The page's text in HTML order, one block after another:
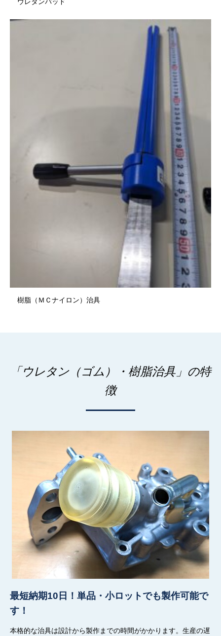
樹脂（ＭＣナイロン）治具
「ウレタン（ゴム）・樹脂治具」の特
徴
最短納期10日！単品・小ロットでも製作可能で
す！
本格的な治具は設計から製作までの時間がかかります。 生産の遅